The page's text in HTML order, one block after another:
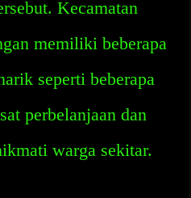
Kecamatan
memiliki beberapa
seperti beberapa
perbelanjaan dan
warga sekitar.